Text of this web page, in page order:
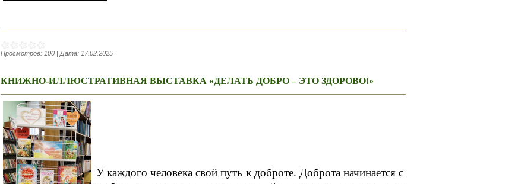
Просмотров: 100 | Дата: 17.02.2025
КНИЖНО-ИЛЛЮСТРАТИВНАЯ ВЫСТАВКА «ДЕЛАТЬ ДОБРО – ЭТО ЗДОРОВО!»
У каждого человека свой путь к доброте. Доброта начинается с